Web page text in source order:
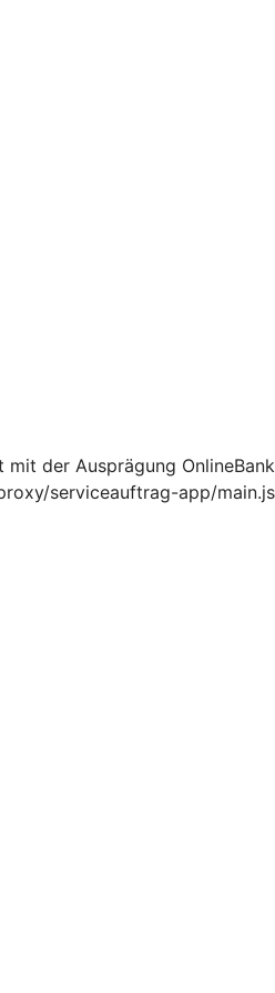
der Ausprägung
serviceauftrag-app/